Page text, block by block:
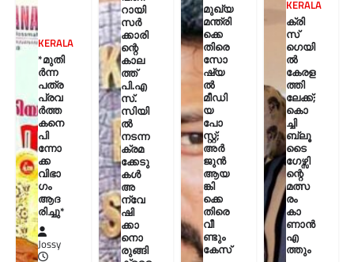
KERALA
*മുതി
ർന്ന
പത്ര
പ്രവ
ർത്ത
കനെ
പി
ന്നോ
ക്ക
വിഭാ
ഗം
ആദ
രിച്ചു*
Jossy
റായി
സർ
ക്കാരി
ന്റെ
കാല
ത്ത്
പി.എ
സ്.
സിയി
ൽ
നടന്ന
ക്രമ
ക്കേടു
കൾ
അ
ന്വേ
ഷി
ക്കാ
നൊ
രുങ്ങി
മുഖ്യ
മന്ത്രി
ക്കെ
തിരെ
സോ
ഷ്യ
ൽ
മീഡി
യ
പോ
സ്റ്റ്;
അർ
ജുൻ
ആയ
ങ്കി
ക്കെ
തിരെ
വീ
ണ്ടും
കേസ്
KERALA
ക്രി
സ്
ഗെയി
ൽ
കേരള
ത്തി
ലേക്ക്;
കൊ
ച്ചി
ബ്ലൂ
ടൈ
ഗേഴ്സി
ന്റെ
മത്സ
രം
കാ
ണാൻ
എ
ത്തും